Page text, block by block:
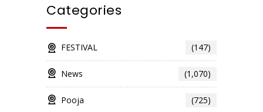
Categories
FESTIVAL (147)
News (1,070)
Pooja (725)